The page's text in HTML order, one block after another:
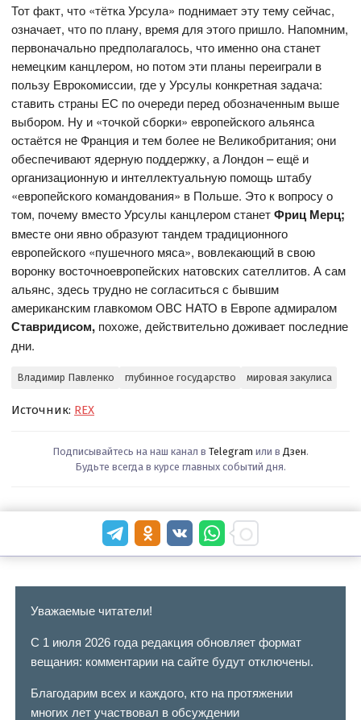
Тот факт, что «тётка Урсула» поднимает эту тему сейчас,
означает, что по плану, время для этого пришло. Напомним,
первоначально предполагалось, что именно она станет
немецким канцлером, но потом эти планы переиграли в
пользу Еврокомиссии, где у Урсулы конкретная задача:
ставить страны ЕС по очереди перед обозначенным выше
выбором. Ну и «точкой сборки» европейского альянса
остаётся не Франция и тем более не Великобритания; они
обеспечивают ядерную поддержку, а Лондон – ещё и
организационную и интеллектуальную помощь штабу
«европейского командования» в Польше. Это к вопросу о
том, почему вместо Урсулы канцлером станетФриц Мерц;
вместе они явно образуют тандем традиционного
европейского «пушечного мяса», вовлекающий в свою
воронку восточноевропейских натовских сателлитов. А сам
альянс, здесь трудно не согласиться с бывшим
американским главкомом ОВС НАТО в Европе адмиралом
Ставридисом, похоже, действительно доживает последние
дни.
Владимир Павленко глубинное государство мировая закулиса
Источник: REX
Подписывайтесь на наш канал в Telegram или в Дзен.
Будьте всегда в курсе главных событий дня.
Уважаемые читатели!
С 1 июля 2026 года редакция обновляет формат
вещания: комментарии на сайте будут отключены.
Благодарим всех и каждого, кто на протяжении
многих лет участвовал в обсуждении